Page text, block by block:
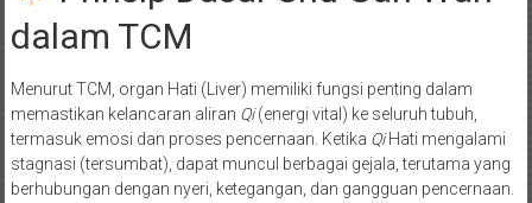
dalam TCM
Menurut TCM, organ Hati (Liver) memiliki fungsi penting dalam
memastikan kelancaran aliran Qi(energi vital) ke seluruh tubuh,
termasuk emosi dan proses pencernaan. Ketika QiHati mengalami
stagnasi (tersumbat), dapat muncul berbagai gejala, terutama yang
berhubungan dengan nyeri, ketegangan, dan gangguan pencernaan.